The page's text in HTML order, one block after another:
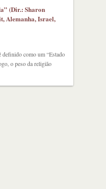
(Dir.: Sharon
Alemanha, Israel,
definido como um “Estado
o peso da religião